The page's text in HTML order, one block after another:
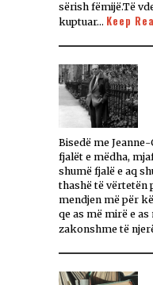
sërish fëmijë.Të
kuptuar… Keep
Bisedë me
fjalët e mëdha,
shumë fjalë e aq
thashë të vërtetën
mendjen më për
qe as më mirë e
zakonshme të